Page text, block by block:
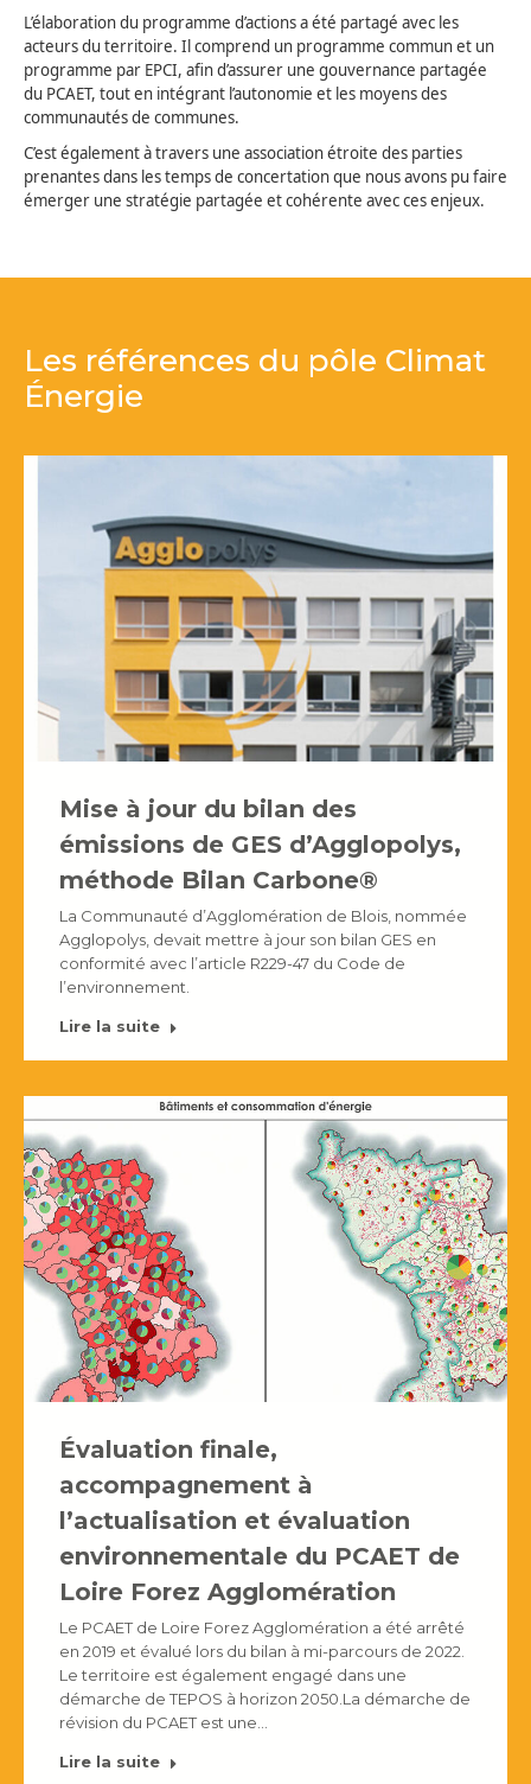
L’élaboration du programme d’actions a été partagé avec les
acteurs du territoire. Il comprend un programme commun et un
programme par EPCI, afin d’assurer une gouvernance partagée
du PCAET, tout en intégrant l’autonomie et les moyens des
communautés de communes.
C’est également à travers une association étroite des parties
prenantes dans les temps de concertation que nous avons pu faire
émerger une stratégie partagée et cohérente avec ces enjeux.
Les références du pôle Climat
Énergie
Mise à jour du bilan des
émissions de GES d’Agglopolys,
méthode Bilan Carbone®
La Communauté d’Agglomération de Blois, nommée
Agglopolys, devait mettre à jour son bilan GES en
conformité avec l’article R229-47 du Code de
l’environnement.
Lire la suite
Évaluation finale,
accompagnement à
l’actualisation et évaluation
environnementale du PCAET de
Loire Forez Agglomération
Le PCAET de Loire Forez Agglomération a été arrêté
en 2019 et évalué lors du bilan à mi-parcours de 2022.
Le territoire est également engagé dans une
démarche de TEPOS à horizon 2050.La démarche de
révision du PCAET est une…
Lire la suite